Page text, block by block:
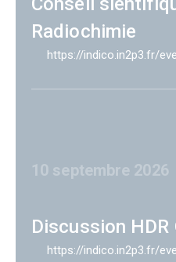
Radiochimie
https://indico.in2p3.fr/
10 septembre 2026
Discussion HDR
https://indico.in2p3.fr/